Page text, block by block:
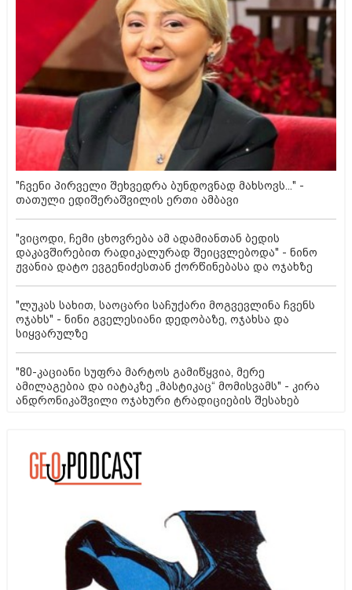
"ჩვენი პირველი შეხვედრა ბუნდოვნად მახსოვს..." -
თათული ედიშერაშვილის ერთი ამბავი
"ვიცოდი, ჩემი ცხოვრება ამ ადამიანთან ბედის
დაკავშირებით რადიკალურად შეიცვლებოდა" - ნინო
ჟვანია დატო ევგენიძესთან ქორწინებასა და ოჯახზე
"ლუკას სახით, საოცარი საჩუქარი მოგვევლინა ჩვენს
ოჯახს" - ნინი გველესიანი დედობაზე, ოჯახსა და
სიყვარულზე
"80-კაციანი სუფრა მარტოს გამიწყვია, მერე
ამილაგებია და იატაკზე „მასტიკაც“ მომისვამს" - კირა
ანდრონიკაშვილი ოჯახური ტრადიციების შესახებ